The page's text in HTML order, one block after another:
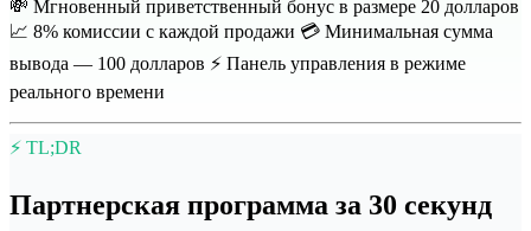
💸 Мгновенный приветственный бонус в размере 20 долларов
📈 8% комиссии с каждой продажи 💳 Минимальная сумма
вывода — 100 долларов ⚡ Панель управления в режиме
реального времени
⚡ TL;DR
Партнерская программа за 30 секунд